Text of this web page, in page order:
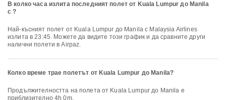
В колко часа излита последният полет от Kuala Lumpur до Manila
с ?
Най-късният полет от Kuala Lumpur до Manila с Malaysia Airlines
излита в 23:45. Можете да видите този график и да сравните други
налични полети в Airpaz.
Колко време трае полетът от Kuala Lumpur до Manila?
Продължителността на полета от Kuala Lumpur до Manila е
приблизително 4h 0m.